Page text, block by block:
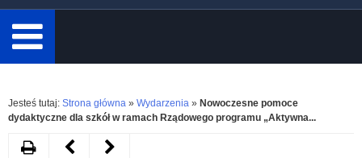
minimum
3
znaki.
Rozwiń
Jesteś tutaj: Strona główna » Wydarzenia » Nowoczesne pomoce
dydaktyczne dla szkół w ramach Rządowego programu „Aktywna...
DrukujNastępnyPoprzedni